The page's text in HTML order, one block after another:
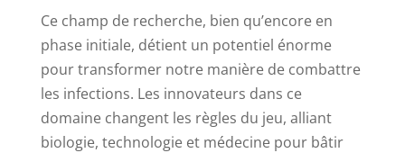
Ce champ de recherche, bien qu’encore en
phase initiale, détient un potentiel énorme
pour transformer notre manière de combattre
les infections. Les innovateurs dans ce
domaine changent les règles du jeu, alliant
biologie, technologie et médecine pour bâtir